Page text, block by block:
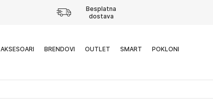
Besplatna
dostava
AKSESOARI BRENDOVI OUTLET SMART POKLONI